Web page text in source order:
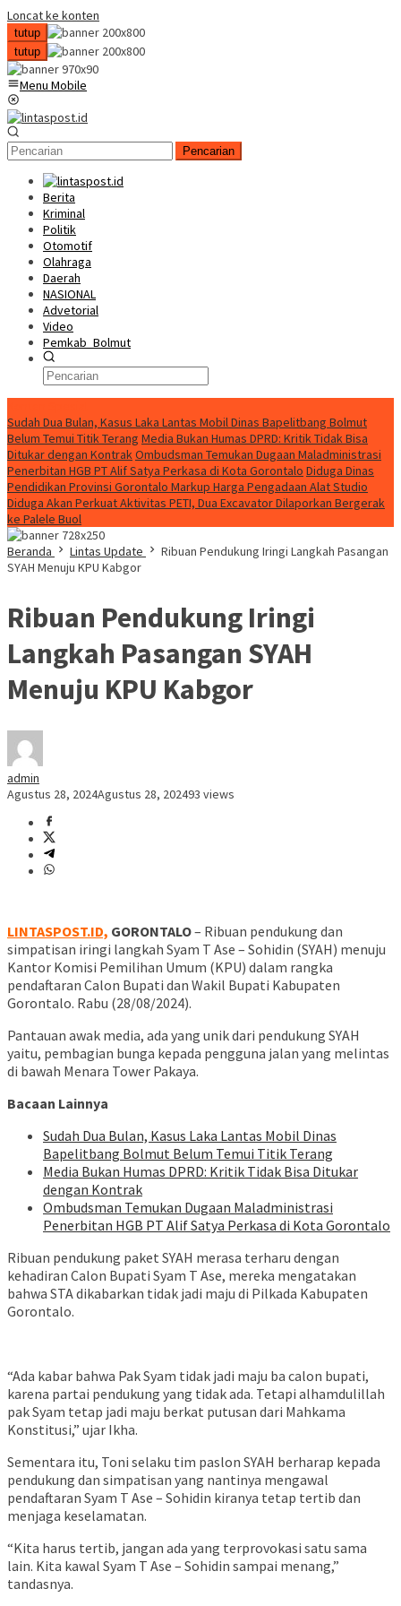
Loncat ke konten
tutup
tutup
Menu Mobile
Pencarian
Berita
Kriminal
Politik
Otomotif
Olahraga
Daerah
NASIONAL
Advetorial
Video
Pemkab_Bolmut
Sudah Dua Bulan, Kasus Laka Lantas Mobil Dinas Bapelitbang Bolmut
Belum Temui Titik Terang Media Bukan Humas DPRD: Kritik Tidak Bisa
Ditukar dengan KontrakOmbudsman Temukan Dugaan Maladministrasi
Penerbitan HGB PT Alif Satya Perkasa di Kota Gorontalo Diduga Dinas
Pendidikan Provinsi Gorontalo Markup Harga Pengadaan Alat Studio
Diduga Akan Perkuat Aktivitas PETI, Dua Excavator Dilaporkan Bergerak
ke Palele Buol
Beranda
Lintas Update
Ribuan Pendukung Iringi Langkah Pasangan
SYAH Menuju KPU Kabgor
Ribuan Pendukung Iringi
Langkah Pasangan SYAH
Menuju KPU Kabgor
admin
Agustus 28, 2024Agustus 28, 202493 views
LINTASPOST.ID, GORONTALO– Ribuan pendukung dan
simpatisan iringi langkah Syam T Ase – Sohidin (SYAH) menuju
Kantor Komisi Pemilihan Umum (KPU) dalam rangka
pendaftaran Calon Bupati dan Wakil Bupati Kabupaten
Gorontalo. Rabu (28/08/2024).
Pantauan awak media, ada yang unik dari pendukung SYAH
yaitu, pembagian bunga kepada pengguna jalan yang melintas
di bawah Menara Tower Pakaya.
Bacaan Lainnya
Sudah Dua Bulan, Kasus Laka Lantas Mobil Dinas
Bapelitbang Bolmut Belum Temui Titik Terang
Media Bukan Humas DPRD: Kritik Tidak Bisa Ditukar
dengan Kontrak
Ombudsman Temukan Dugaan Maladministrasi
Penerbitan HGB PT Alif Satya Perkasa di Kota Gorontalo
Ribuan pendukung paket SYAH merasa terharu dengan
kehadiran Calon Bupati Syam T Ase, mereka mengatakan
bahwa STA dikabarkan tidak jadi maju di Pilkada Kabupaten
Gorontalo.
“Ada kabar bahwa Pak Syam tidak jadi maju ba calon bupati,
karena partai pendukung yang tidak ada. Tetapi alhamdulillah
pak Syam tetap jadi maju berkat putusan dari Mahkama
Konstitusi,” ujar Ikha.
Sementara itu, Toni selaku tim paslon SYAH berharap kepada
pendukung dan simpatisan yang nantinya mengawal
pendaftaran Syam T Ase – Sohidin kiranya tetap tertib dan
menjaga keselamatan.
“Kita harus tertib, jangan ada yang terprovokasi satu sama
lain. Kita kawal Syam T Ase – Sohidin sampai menang,”
tandasnya.